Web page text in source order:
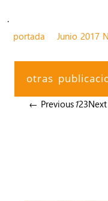
.
portada
Junio 2017
otras
← Previous123